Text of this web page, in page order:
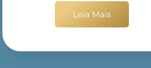
Leia Mais